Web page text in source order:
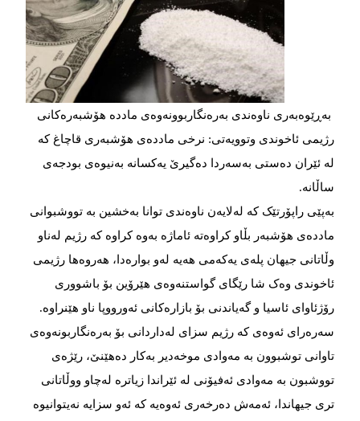
بەڕێوەبەری ناوەندی بەرەنگاربوونەوەی ماددە هۆشبەرەکانی
رژیمی ئاخوندی وتوویەتی: نرخی ماددەی هۆشبەری قاچاغ کە
لە ئێران دەستی بەسەردا دەگیرێ یەکسانە بەنیوەی بودجەی
ساڵانە.
بەپێی راپۆرتێک کە لەلایەن ناوەندی توانا بەخشین بە تووشبوانی
ماددەی هۆشبەر بڵاو کراوەتە ئاماژە بەوە کراوە کە رژیم لەناو
وڵاتانی جیهان پلەی یەکەمی هەیە لەو بوارەدا، هەروەها رژیمی
ئاخوندی وەک شا رێگای گواستنەوەی هێرۆین بۆ باشووری
رۆژئاوای ئاسیا و گەیاندنی بۆ بازارەکانی ئەورووپا ناو هێنراوە.
سەرەرای ئەوەی کە رژیم سزای لەداردانی بۆ بەرەنگاربونەوەی
تاوانی توشبوون بە مەوادی موخەدیر بەکار دەهێنێ‌، رێژەی
تووشبون بە مەوادی ئەفیۆنی لە ئێراندا زیاترە لەچاو ووڵاتانی
تری جیهاندا، ئەمەش دەرخەری ئەوەیە کە ئەو سزایە نەیتوانیوە